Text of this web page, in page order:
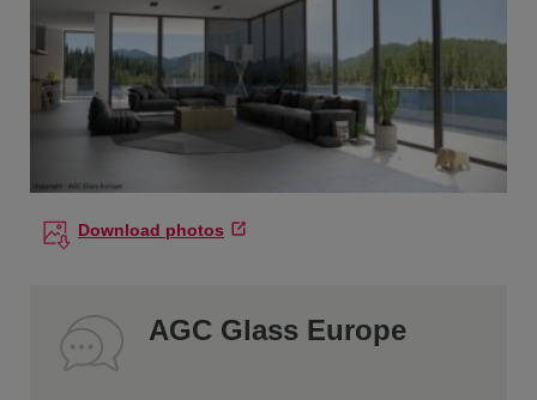
Download photos
AGC Glass Europe